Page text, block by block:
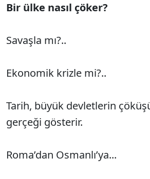
Bir ülke nasıl çöker?
Savaşla mı?..
Ekonomik krizle mi?..
Tarih, büyük devletlerin
gerçeği gösterir.
Roma’dan Osmanlı’ya...